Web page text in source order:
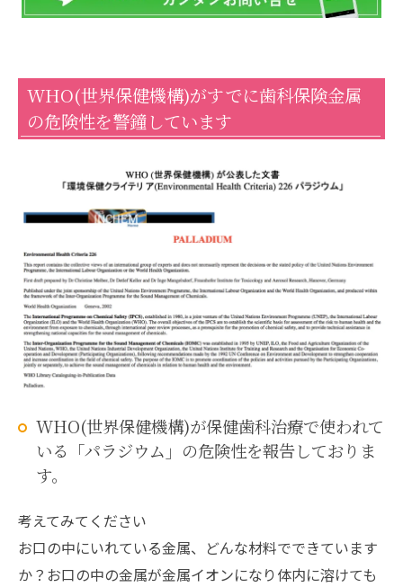
WHO(世界保健機構)がすでに歯科保険金属
の危険性を警鐘しています
WHO(世界保健機構)が保健歯科治療で使われて
いる「パラジウム」の危険性を報告しておりま
す。
考えてみてください
お口の中にいれている金属、どんな材料でできています
か？お口の中の金属が金属イオンになり体内に溶けても